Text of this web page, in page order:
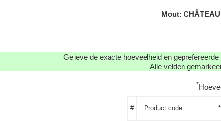
Mout:
Gelieve de exacte hoeveelheid en
Alle velden
*
# Product code